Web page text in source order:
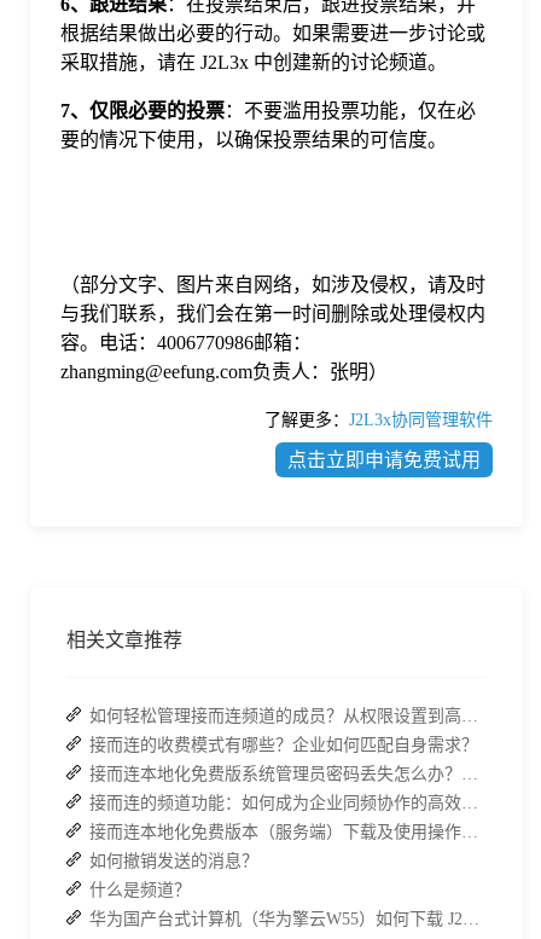
根据结果做出必要的行动。如果需要进一步讨论或
采取措施，请在 J2L3x 中创建新的讨论频道。
7、仅限必要的投票：不要滥用投票功能，仅在必
要的情况下使用，以确保投票结果的可信度。
（部分文字、图片来自网络，如涉及侵权，请及时
与我们联系，我们会在第一时间删除或处理侵权内
容。电话：4006770986邮箱：
zhangming@eefung.com负责人：张明）
了解更多： J2L3x协同管理软件
点击立即申请免费试用
相关文章推荐
接而连的收费模式有哪些？企业如何匹配自身需求？
如何撤销发送的消息？
什么是频道？